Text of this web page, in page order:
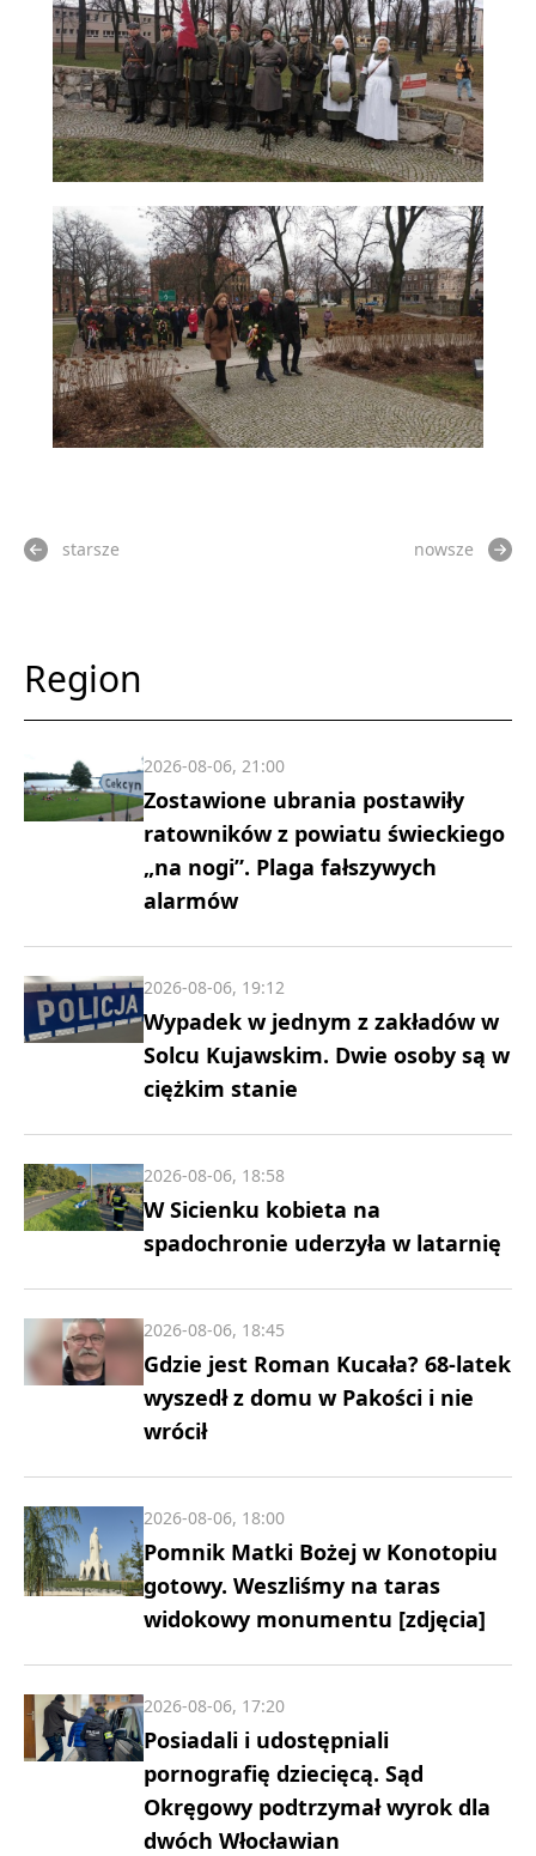
starsze nowsze
Region
Zostawione ubrania postawiły
ratowników z powiatu świeckiego
„na nogi”. Plaga fałszywych
alarmów
2026-08-06, 21:00
Wypadek w jednym z zakładów w
Solcu Kujawskim. Dwie osoby są w
ciężkim stanie
2026-08-06, 19:12
W Sicienku kobieta na
spadochronie uderzyła w latarnię
2026-08-06, 18:58
Gdzie jest Roman Kucała? 68-latek
wyszedł z domu w Pakości i nie
wrócił
2026-08-06, 18:45
Pomnik Matki Bożej w Konotopiu
gotowy. Weszliśmy na taras
widokowy monumentu [zdjęcia]
2026-08-06, 18:00
Posiadali i udostępniali
pornografię dziecięcą. Sąd
Okręgowy podtrzymał wyrok dla
dwóch Włocławian
2026-08-06, 17:20